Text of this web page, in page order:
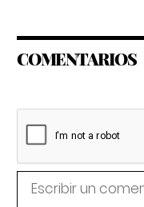
COMENTARIOS